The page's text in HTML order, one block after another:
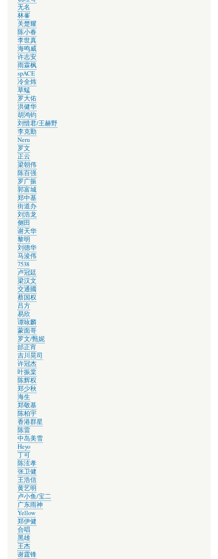
无名
林峯
关楚耀
陈小春
李世真
海鸣威
许志安
雨霖枫
spACE
冷全炜
草蜢
罗大佑
洪健华
胡鸿钧
刘惜君/王赫野
李克勤
Neru
罗文
正云
梁朝伟
陈百强
罗广振
郭富城
郑中基
街道办
刘浩龙
侧田
谢天华
黎明
刘德华
马浚伟
7538
卢冠廷
梁汉文
交通國
蔡国权
吕方
易欣
谭咏麟
蒙面哥
罗文/甄妮
邰正宵
吉川晃司
许冠杰
叶振棠
陈辉权
郑少秋
海生
郑敬基
陈柏宇
香港群星
陈雷
中岛美雪
Heyo
丁可
陈泫孝
张卫健
王浩信
黄艺明
卢小鱼/宝二
广东雨神
Yellow
郑伊健
合唱
黑雄
王杰
谢霆锋